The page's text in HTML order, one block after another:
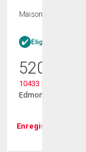
Maison
Éligible Louer
520 000
10433 32a Avenue
Edmonton, AB
Enregistrer